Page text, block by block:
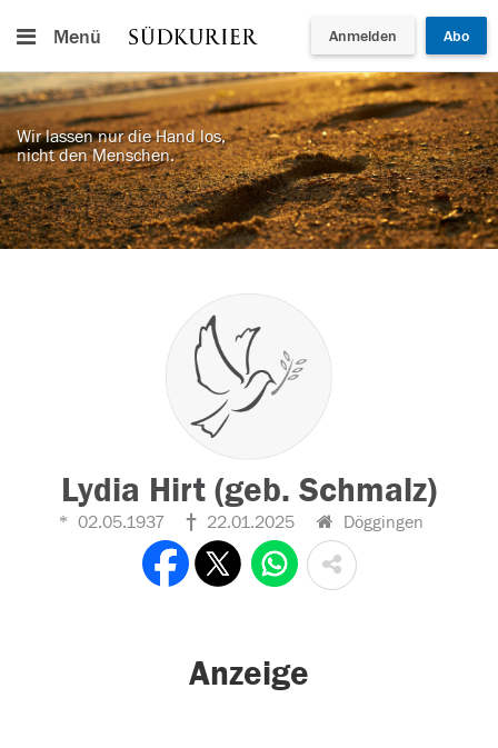
Menü Anmelden Abo
Wir lassen nur die Hand los,
nicht den Menschen.
Lydia Hirt (geb. Schmalz)
02.05.1937 22.01.2025 Döggingen
Anzeige